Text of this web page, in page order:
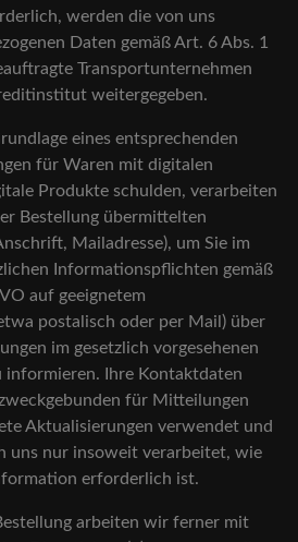
werden die von uns
Daten gemäß Art. 6 Abs. 1
Transportunternehmen
weitergegeben.
eines entsprechenden
für Waren mit digitalen
Produkte schulden, verarbeiten
Bestellung übermittelten
Mailadresse), um Sie im
Informationspflichten gemäß
auf geeignetem
postalisch oder per Mail) über
im gesetzlich vorgesehenen
informieren. Ihre Kontaktdaten
für Mitteilungen
Aktualisierungen verwendet und
uns nur insoweit verarbeitet, wie
erforderlich ist.
arbeiten wir ferner mit